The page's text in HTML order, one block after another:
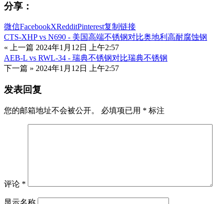
分享：
微信FacebookXRedditPinterest复制链接
CTS-XHP vs N690 - 美国高端不锈钢对比奥地利高耐腐蚀钢
« 上一篇 2024年1月12日 上午2:57
AEB-L vs RWL-34 - 瑞典不锈钢对比瑞典不锈钢
下一篇 » 2024年1月12日 上午2:57
发表回复
您的邮箱地址不会被公开。 必填项已用 * 标注
评论 *
显示名称